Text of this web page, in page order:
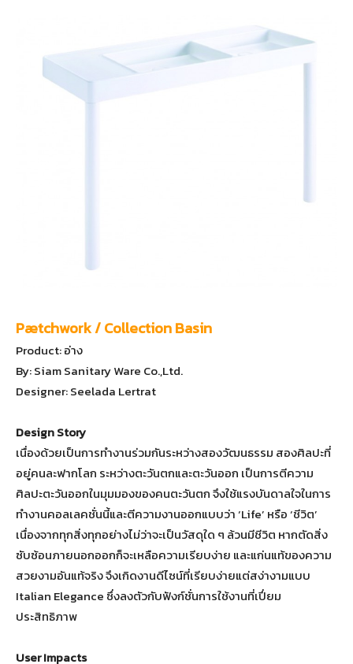
Pætchwork / Collection Basin
Product: อ่าง
By: Siam Sanitary Ware Co.,Ltd.
Designer: Seelada Lertrat
Design Story
เนื่องด้วยเป็นการทำงานร่วมกันระหว่างสองวัฒนธรรม สองศิลปะที่
อยู่คนละฟากโลก ระหว่างตะวันตกและตะวันออก เป็นการตีความ
ศิลปะตะวันออกในมุมมองของคนตะวันตก จึงใช้แรงบันดาลใจในการ
ทำงานคอลเลคชั่นนี้และตีความงานออกแบบว่า ‘Life’ หรือ ‘ชีวิต’
เนื่องจากทุกสิ่งทุกอย่างไม่ว่าจะเป็นวัสดุใด ๆ ล้วนมีชีวิต หากตัดสิ่ง
ซับซ้อนภายนอกออกก็จะเหลือความเรียบง่าย และแก่นแท้ของความ
สวยงามอันแท้จริง จึงเกิดงานดีไซน์ที่เรียบง่ายแต่สง่างามแบบ
Italian Elegance ซึ่งลงตัวกับฟังก์ชั่นการใช้งานที่เปี่ยม
ประสิทธิภาพ
User Impacts